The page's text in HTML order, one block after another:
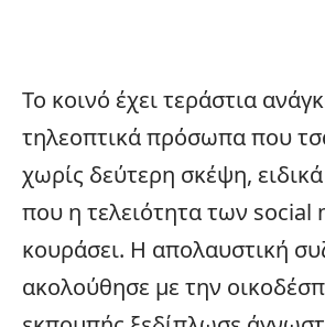
Το κοινό έχει τεράστια
τηλεοπτικά πρόσωπα που
χωρίς δεύτερη σκέψη,
που η τελειότητα των social
κουράσει. Η απολαυστική
ακολούθησε με την